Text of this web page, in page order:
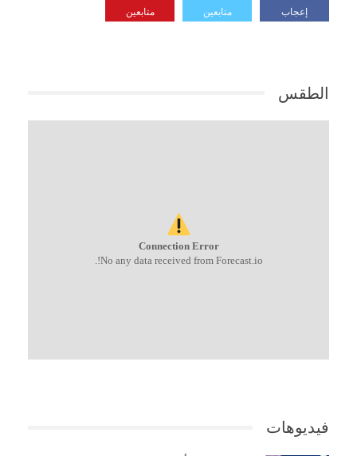
إعجاب متابعين متابعين
الطقس
Connection Error
No any data received from Forecast.io!.
فيديوهات